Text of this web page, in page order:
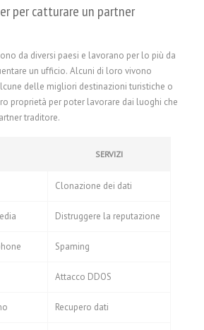
per catturare un partner
da diversi paesi e lavorano per lo più da
un ufficio. Alcuni di loro vivono
delle migliori destinazioni turistiche o
proprietà per poter lavorare dai luoghi che
traditore.
SERVIZI
Clonazione dei dati
Distruggere la reputazione
Spaming
Attacco DDOS
Recupero dati